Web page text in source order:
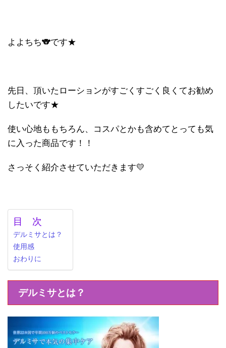
よよちち🐨です★
先日、頂いたローションがすごくすごく良くてお勧め
したいです★
使い心地ももちろん、コスパとかも含めてとっても気
に入った商品です！！
さっそく紹介させていただきます💛
目 次
デルミサとは？
使用感
おわりに
デルミサとは？